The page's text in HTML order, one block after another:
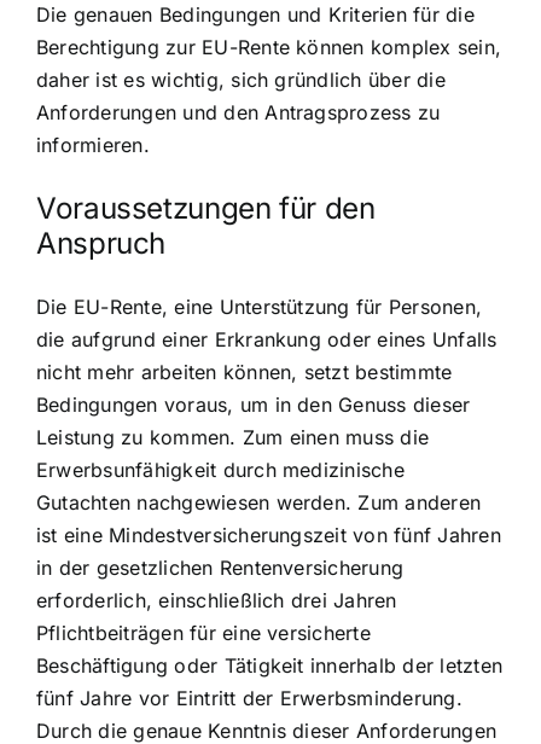
Die genauen Bedingungen und Kriterien für die
Berechtigung zur EU-Rente können komplex sein,
daher ist es wichtig, sich gründlich über die
Anforderungen und den Antragsprozess zu
informieren.
Voraussetzungen für den
Anspruch
Die EU-Rente, eine Unterstützung für Personen,
die aufgrund einer Erkrankung oder eines Unfalls
nicht mehr arbeiten können, setzt bestimmte
Bedingungen voraus, um in den Genuss dieser
Leistung zu kommen. Zum einen muss die
Erwerbsunfähigkeit durch medizinische
Gutachten nachgewiesen werden. Zum anderen
ist eine Mindestversicherungszeit von fünf Jahren
in der gesetzlichen Rentenversicherung
erforderlich, einschließlich drei Jahren
Pflichtbeiträgen für eine versicherte
Beschäftigung oder Tätigkeit innerhalb der letzten
fünf Jahre vor Eintritt der Erwerbsminderung.
Durch die genaue Kenntnis dieser Anforderungen